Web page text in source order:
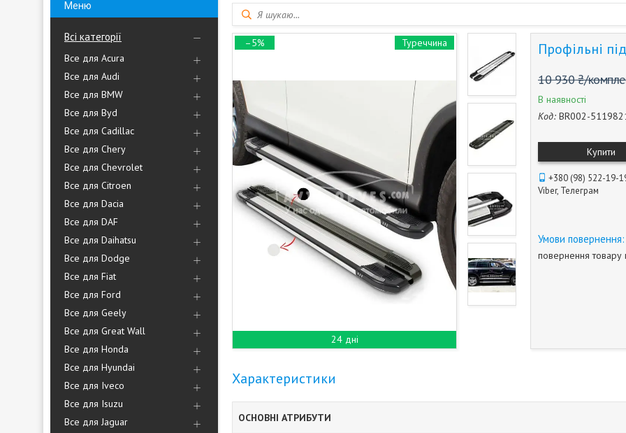
Всі категорії
Все для Acura
Все для Audi
Все для BMW
Все для Byd
Все для Cadillac
Все для Chery
Все для Chevrolet
Все для Citroen
Все для Dacia
Все для DAF
Все для Daihatsu
Все для Dodge
Все для Fiat
Все для Ford
Все для Geely
Все для Great Wall
Все для Honda
Все для Hyundai
Все для Iveco
Все для Isuzu
Все для Jaguar
Туреччина
–5%
24 дні
Профільні
10 930 ₴/
В наявності
Код: BR002-
Купити
+380 (98) 522-19-
Viber, Телеграм
повернення товару
Характеристики
ОСНОВНІ АТРИБУТИ